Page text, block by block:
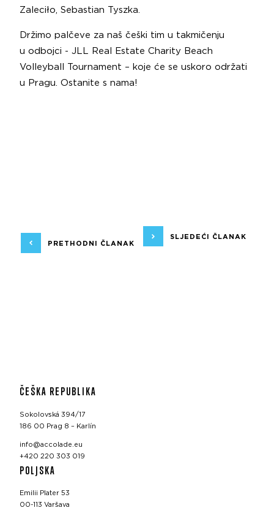
Zaleciło, Sebastian Tyszka.
Držimo palčeve za naš češki tim u takmičenju
u odbojci - JLL Real Estate Charity Beach
Volleyball Tournament – koje će se uskoro održati
u Pragu. Ostanite s nama!
PRETHODNI ČLANAK
SLJEDEĆI ČLANAK
ČEŠKA REPUBLIKA
Sokolovská 394/17
186 00 Prag 8 – Karlín
info@accolade.eu
+420 220 303 019
POLJSKA
Emilii Plater 53
00-113 Varšava